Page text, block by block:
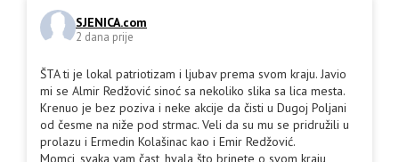
SJENICA.com
2 dana prije
ŠTA ti je lokal patriotizam i ljubav prema svom kraju. Javio
mi se Almir Redžović sinoć sa nekoliko slika sa lica mesta.
Krenuo je bez poziva i neke akcije da čisti u Dugoj Poljani
od česme na niže pod strmac. Veli da su mu se pridružili u
prolazu i Ermedin Kolašinac kao i Emir Redžović.
Momci, svaka vam čast, hvala što brinete o svom kraju,